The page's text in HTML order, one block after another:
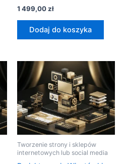
1 499,00zł
Dodaj do koszyka
Tworzenie strony i sklepów
internetowych lub social media